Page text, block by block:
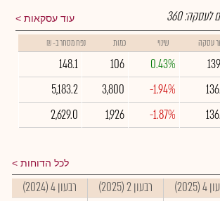
עוד עסקאות לעסקה:360
עסקה שינוי כמות נפח מסחר ב- ₪
0.43%
106
148.1
-1.94%
3,800
5,183.2
-1.87%
1,926
2,629.0
לכל הדוחות
רבעון 2 (2025) רבעון 4 (2024)